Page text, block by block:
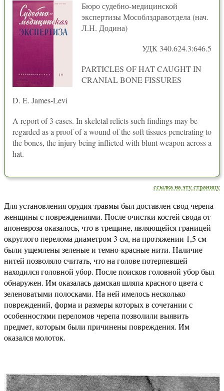
Бюро судебно-медицинской
экспертизы Мособлздравотдела (нач.
Л.Н. Додина)
УДК 340.624.3:646.5
PARTICLES OF HAT CAUGHT IN
CRANIAL BONE FISSURES
D. E. James-Levi
A report of 3 cases. In skeletal relicts such findings may be
regarded as a proof of a wound of the soft tissues penetrating to
the bones, the injury being inflicted with blunt weapon across a
hat.
ссылка на эту страницу
Для установления орудия травмы был доставлен свод черепа
женщины с повреждениями. После очистки костей свода от
апоневроза оказалось, что в трещине, являющейся границей
округлого перелома диаметром 3 см, на протяжении 1,5 см
были ущемлены зеленые и темно-красные нити. Наличие
нитей позволяло считать, что на голове потерпевшей
находился головной убор. После поисков головной убор был
обнаружен. Им оказалась дамская шляпа красного цвета с
зеленоватыми полосками. На ней имелось несколько
повреждений, форма и размеры которых в сочетании с
особенностями переломов черепа позволили выявить
предмет, которым были причинены повреждения. Им
оказался молоток.